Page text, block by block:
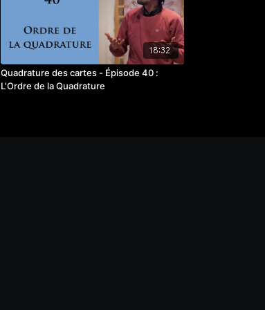
18:32
Quadrature des cartes - Épisode 40 :
L'Ordre de la Quadrature